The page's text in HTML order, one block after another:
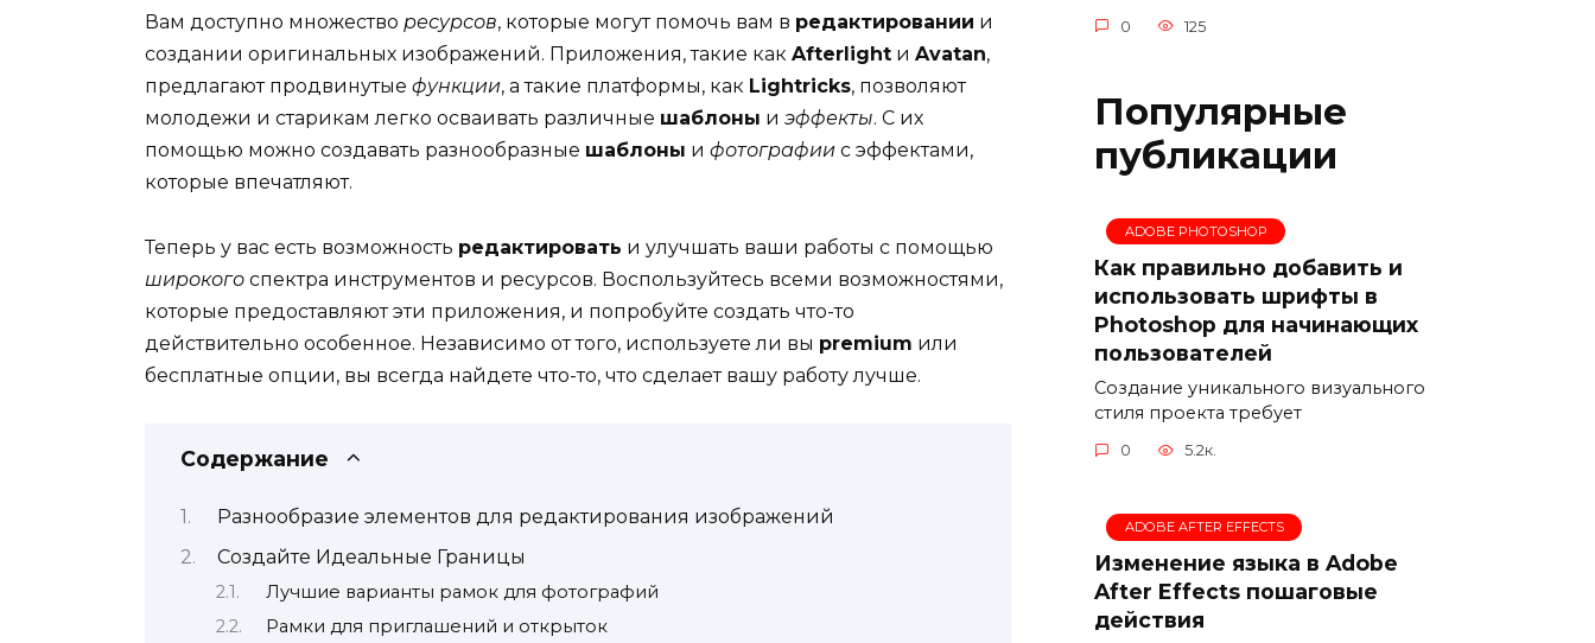
Вам доступно множество ресурсов, которые могут помочь вам в редактировании и
создании оригинальных изображений. Приложения, такие как Afterlight и Avatan,
предлагают продвинутые функции, а такие платформы, как Lightricks, позволяют
молодежи и старикам легко осваивать различные шаблоны и эффекты. С их
помощью можно создавать разнообразные шаблоны и фотографии с эффектами,
которые впечатляют.
Теперь у вас есть возможность редактировать и улучшать ваши работы с помощью
широкого спектра инструментов и ресурсов. Воспользуйтесь всеми возможностями,
которые предоставляют эти приложения, и попробуйте создать что-то
действительно особенное. Независимо от того, используете ли вы premium или
бесплатные опции, вы всегда найдете что-то, что сделает вашу работу лучше.
Содержание
Разнообразие элементов для редактирования изображений
Создайте Идеальные Границы
Лучшие варианты рамок для фотографий
Рамки для приглашений и открыток
0 125
Популярные
публикации
ADOBE PHOTOSHOP
Как правильно добавить и
использовать шрифты в
Photoshop для начинающих
пользователей
Создание уникального визуального
стиля проекта требует
0 5.2к.
ADOBE AFTER EFFECTS
Изменение языка в Adobe
After Effects пошаговые
действия